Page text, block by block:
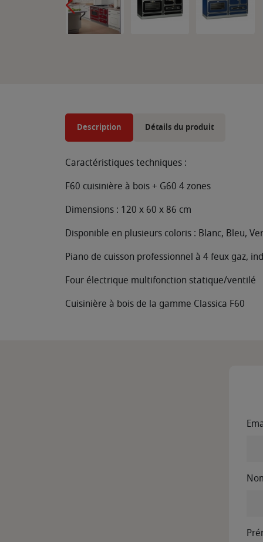
Description Détails du produit
Caractéristiques techniques :
F60 cuisinière à bois + G60 4 zones
Dimensions : 120 x 60 x 86 cm
Disponible en plusieurs coloris : Blanc, Bleu,
Piano de cuisson professionnel à 4 feux gaz,
Four électrique multifonction statique/ventilé
Cuisinière à bois de la gamme Classica F60